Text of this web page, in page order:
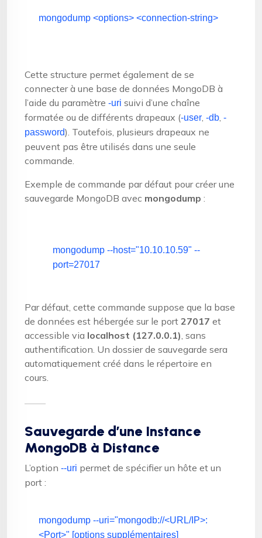
mongodump <options> <connection-string>
Cette structure permet également de se
connecter à une base de données MongoDB à
l’aide du paramètre -uri suivi d’une chaîne
formatée ou de différents drapeaux (-user -db -
password). Toutefois, plusieurs drapeaux ne
peuvent pas être utilisés dans une seule
commande.
Exemple de commande par défaut pour créer une
sauvegarde MongoDB avec mongodump :
mongodump --host="10.10.10.59" --
port=27017
Par défaut, cette commande suppose que la base
de données est hébergée sur le port 27017 et
accessible via localhost (127.0.0.1) , sans
authentification. Un dossier de sauvegarde sera
automatiquement créé dans le répertoire en
cours.
Sauvegarde d’une Instance
MongoDB à Distance
L’option --uri permet de spécifier un hôte et un
port :
mongodump --uri="mongodb://<URL/IP>:
<Port>" [options supplémentaires]